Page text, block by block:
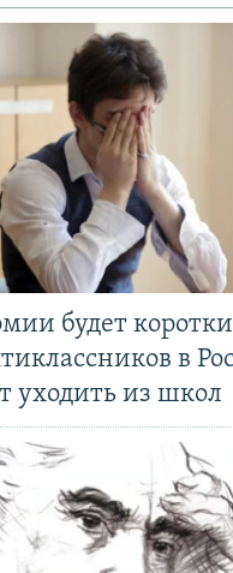
будет
в
уходить из школ